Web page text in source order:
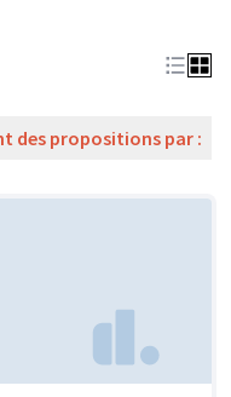
des propositions par :